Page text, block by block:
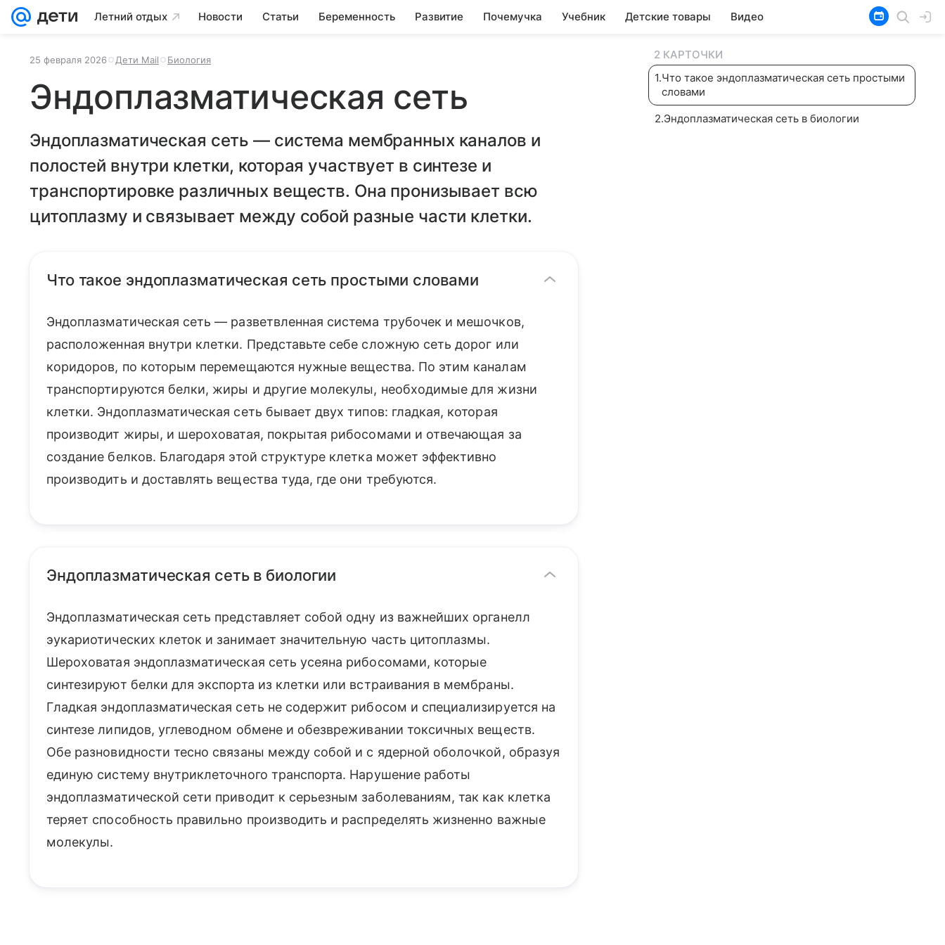
Летний отдых Новости Статьи Беременность Развитие Почемучка Учебник Детские товары Видео
25 февраля 2026 Дети Mail Биология
Эндоплазматическая сеть
Эндоплазматическая сеть — система мембранных каналов и
полостей внутри клетки, которая участвует в синтезе и
транспортировке различных веществ. Она пронизывает всю
цитоплазму и связывает между собой разные части клетки.
Что такое эндоплазматическая сеть простыми словами
Эндоплазматическая сеть — разветвленная система трубочек и мешочков,
расположенная внутри клетки. Представьте себе сложную сеть дорог или
коридоров, по которым перемещаются нужные вещества. По этим каналам
транспортируются белки, жиры и другие молекулы, необходимые для жизни
клетки. Эндоплазматическая сеть бывает двух типов: гладкая, которая
производит жиры, и шероховатая, покрытая рибосомами и отвечающая за
создание белков. Благодаря этой структуре клетка может эффективно
производить и доставлять вещества туда, где они требуются.
Эндоплазматическая сеть в биологии
Эндоплазматическая сеть представляет собой одну из важнейших органелл
эукариотических клеток и занимает значительную часть цитоплазмы.
Шероховатая эндоплазматическая сеть усеяна рибосомами, которые
синтезируют белки для экспорта из клетки или встраивания в мембраны.
Гладкая эндоплазматическая сеть не содержит рибосом и специализируется на
синтезе липидов, углеводном обмене и обезвреживании токсичных веществ.
Обе разновидности тесно связаны между собой и с ядерной оболочкой, образуя
единую систему внутриклеточного транспорта. Нарушение работы
эндоплазматической сети приводит к серьезным заболеваниям, так как клетка
теряет способность правильно производить и распределять жизненно важные
молекулы.
2 КАРТОЧКИ
1.Что такое эндоплазматическая сеть простыми
словами
2.Эндоплазматическая сеть в биологии